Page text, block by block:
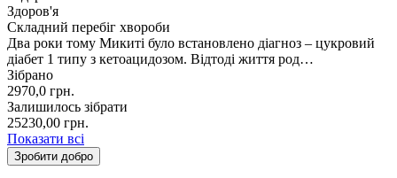
Здоров'я
Складний перебіг хвороби
Два роки тому Микиті було встановлено діагноз – цукровий
діабет 1 типу з кетоацидозом. Відтоді життя род…
Зібрано
2970,0 грн.
Залишилось зібрати
25230,00 грн.
Показати всі
Зробити добро